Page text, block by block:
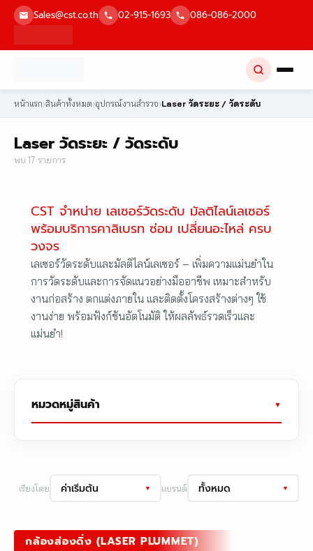
Skip
Sales@cst.co.th 02-915-1693 086-086-2000
หน้าแรก›สินค้าทั้งหมด›อุปกรณ์งานสำรวจ›Laser วัดระยะ / วัดระดับ
Laser วัดระยะ / วัดระดับ
พบ 17 รายการ
CST จำหน่าย เลเซอร์วัดระดับ มัลติไลน์เลเซอร์
พร้อมบริการคาลิเบรท ซ่อม เปลี่ยนอะไหล่ ครบ
วงจร
เลเซอร์วัดระดับและมัลติไลน์เลเซอร์ – เพิ่มความแม่นยำใน
การวัดระดับและการจัดแนวอย่างมืออาชีพ เหมาะสำหรับ
งานก่อสร้าง ตกแต่งภายใน และติดตั้งโครงสร้างต่างๆ ใช้
งานง่าย พร้อมฟังก์ชันอัตโนมัติ ให้ผลลัพธ์รวดเร็วและ
แม่นยำ!
หมวดหมู่สินค้า
เรียงโดย ค่าเริ่มต้น ▼ แบรนด์ ทั้งหมด ▼
กล้องส่องดิ่ง (LASER PLUMMET)